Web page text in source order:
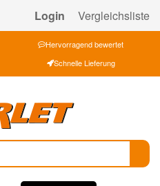
Login Vergleichsliste
Hervorragend bewertet
Schnelle Lieferung